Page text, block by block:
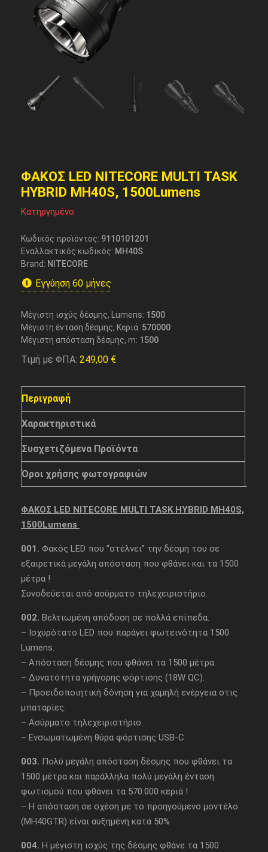
ΦΑΚΟΣ LED NITECORE MULTI TASK
HYBRID MH40S, 1500Lumens
Κατηργημένο
Κωδικός προϊόντος: 9110101201
Εναλλακτικός κωδικός: MH40S
Brand: NITECORE
Εγγύηση 60 μήνες
Μέγιστη ισχύς δέσμης, Lumens: 1500
Μέγιστη ένταση δέσμης, Κεριά: 570000
Μέγιστη απόσταση δέσμης, m: 1500
Τιμή με ΦΠΑ: 249,00 €
Περιγραφή
Χαρακτηριστικά
Συσχετιζόμενα Προϊόντα
Όροι χρήσης φωτογραφιών
ΦΑΚΟΣ LED NITECORE MULTI TASK HYBRID MH40S,
1500Lumens
001. Φακός LED που “στέλνει” την δέσμη του σε
εξαιρετικά μεγάλη απόσταση που φθάνει και τα 1500
μέτρα !
Συνοδεύεται από ασύρματο τηλεχειριστήριο.
002. Βελτιωμένη απόδοση σε πολλά επίπεδα.
– Ισχυρότατο LED που παράγει φωτεινότητα 1500
Lumens.
– Απόσταση δέσμης που φθάνει τα 1500 μέτρα.
– Δυνατότητα γρήγορης φόρτισης (18W QC).
– Προειδοποιητική δόνηση για χαμηλή ενέργεια στις
μπαταρίες.
– Ασύρματο τηλεχειριστήριο.
– Ενσωματωμένη θύρα φόρτισης USB-C
003. Πολύ μεγάλη απόσταση δέσμης που φθάνει τα
1500 μέτρα και παράλληλα πολύ μεγάλη ένταση
φωτισμού που φθάνει τα 570.000 κεριά !
– Η απόσταση σε σχέση με το προηγούμενο μοντέλο
(MH40GTR) είναι αυξημένη κατά 50%
004. Η μέγιστη ισχύς της δέσμης φθάνε τα 1500